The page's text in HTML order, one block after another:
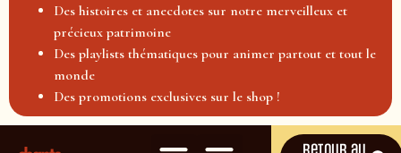
Des histoires et anecdotes sur notre merveilleux et
précieux patrimoine
Des playlists thématiques pour animer partout et tout le
monde
Des promotions exclusives sur le shop !